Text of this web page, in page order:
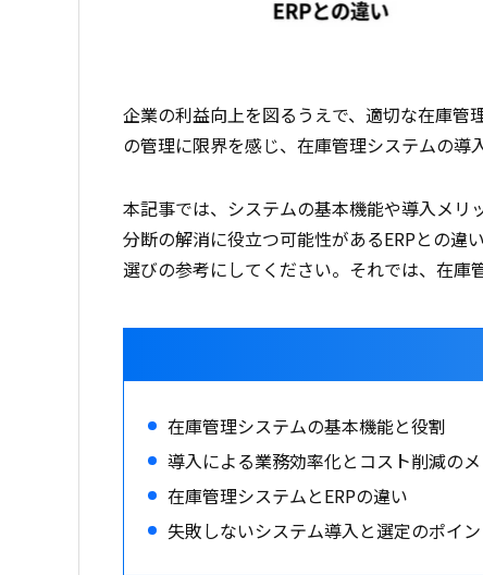
企業の利益向上を図るうえで、適切な在庫管
の管理に限界を感じ、在庫管理システムの導
本記事では、システムの基本機能や導入メリ
分断の解消に役立つ可能性があるERPとの違
選びの参考にしてください。 それでは、在庫
在庫管理システムの基本機能と役割
導入による業務効率化とコスト削減の
在庫管理システムとERPの違い
失敗しないシステム導入と選定のポイ